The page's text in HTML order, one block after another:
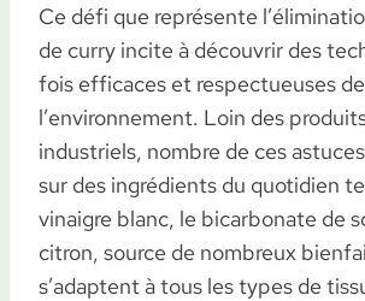
Ce défi que représente
de curry incite à découvrir des
fois efficaces et respectueuses de
l’environnement. Loin des
industriels, nombre de ces
sur des ingrédients du quotidien
vinaigre blanc, le bicarbonate de
citron, source de nombreux
s’adaptent à tous les types de